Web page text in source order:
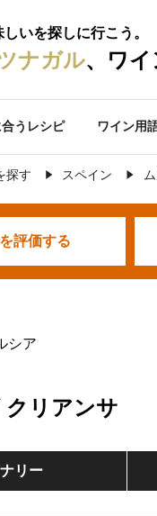
いを探しに行こう。
ナガル、ワイ
うレシピ ワイン用
探す スペイン
評価する
シア
リアンサ
リー